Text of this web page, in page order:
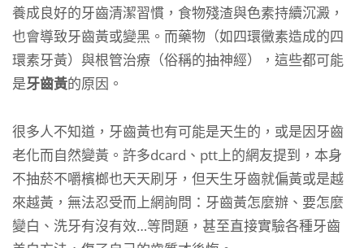
養成良好的牙齒清潔習慣，食物殘渣與色素持續沉澱，
也會導致牙齒黃或變黑。而藥物（如四環黴素造成的四
環素牙黃）與根管治療（俗稱的抽神經），這些都可能
是牙齒黃的原因。
很多人不知道，牙齒黃也有可能是天生的，或是因牙齒
老化而自然變黃 。許多dcard、ptt上的網友提到，本身
不抽菸不嚼檳榔也天天刷牙，但天生牙齒就偏黃或是越
來越黃，無法忍受而上網詢問：牙齒黃怎麼辦、要怎麼
變白、洗牙有沒有效…等問題，甚至直接實驗各種牙齒